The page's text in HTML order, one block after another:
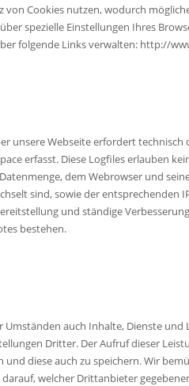
von Cookies nutzen, wodurch
spezielle Einstellungen Ihres
folgende Links verwalten: http://
unsere Webseite erfordert
erfasst. Diese Logfiles erlauben
dem Webrowser und
sind, sowie der
und ständige
bestehen.
auch Inhalte, Dienste
Dritter. Der Aufruf dieser
diese auch zu speichern. Wir
welcher Drittanbieter